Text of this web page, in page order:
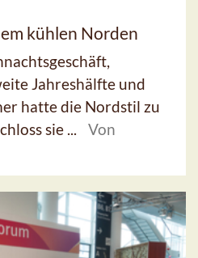
kühlen Norden
Jahreshälfte und
hatte die Nordstil zu
sie ...
Von